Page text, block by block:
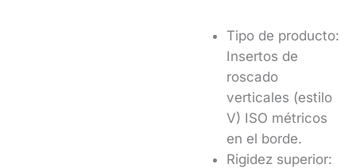
Tipo de producto:
Insertos de
roscado
verticales (estilo
V) ISO métricos
en el borde.
Rigidez superior: